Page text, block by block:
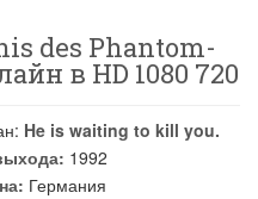
des Phantom-
в HD 1080 720
He is waiting to kill you.
1992
Германия